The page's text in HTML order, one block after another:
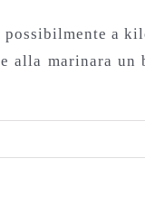
a
alla marinara